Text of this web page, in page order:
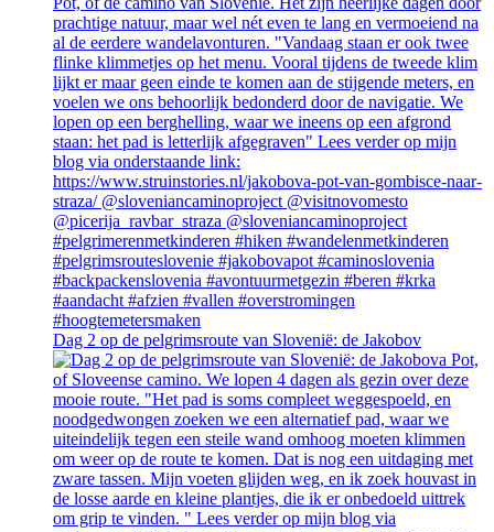
Dag 2 op de pelgrimsroute van Slovenië: de Jakobov